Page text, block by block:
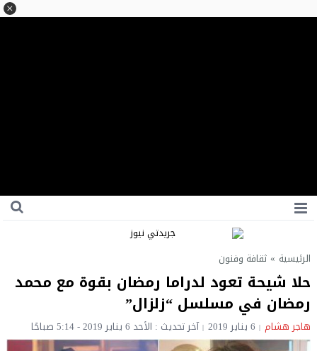
الرئيسية » ثقافة وفنون
حلا شيحة تعود لدراما رمضان بقوة مع محمد
رمضان في مسلسل “زلزال”
هاجر هشام 6 يناير 2019 آخر تحديث : الأحد 6 يناير 2019 - 5:14 صباحًا